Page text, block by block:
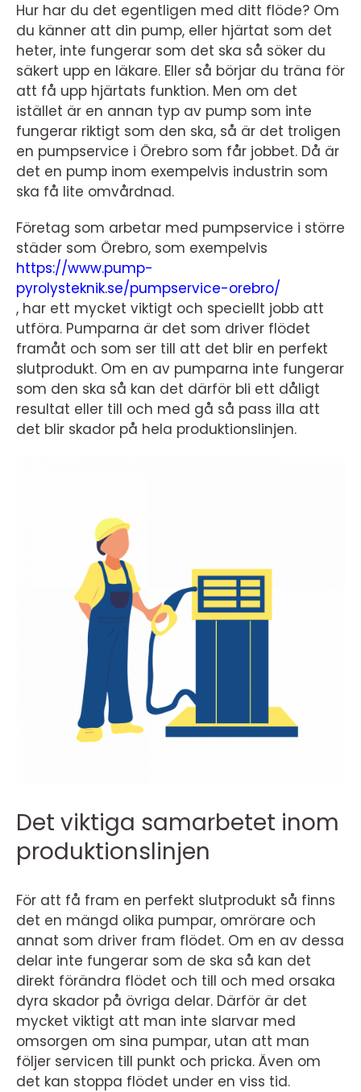
Hur har du det egentligen med ditt flöde? Om
du känner att din pump, eller hjärtat som det
heter, inte fungerar som det ska så söker du
säkert upp en läkare. Eller så börjar du träna för
att få upp hjärtats funktion. Men om det
istället är en annan typ av pump som inte
fungerar riktigt som den ska, så är det troligen
en pumpservice i Örebro som får jobbet. Då är
det en pump inom exempelvis industrin som
ska få lite omvårdnad.
Företag som arbetar med pumpservice i större
städer som Örebro, som exempelvis
https://www.pump-
pyrolysteknik.se/pumpservice-orebro/
, har ett mycket viktigt och speciellt jobb att
utföra. Pumparna är det som driver flödet
framåt och som ser till att det blir en perfekt
slutprodukt. Om en av pumparna inte fungerar
som den ska så kan det därför bli ett dåligt
resultat eller till och med gå så pass illa att
det blir skador på hela produktionslinjen.
Det viktiga samarbetet inom
produktionslinjen
För att få fram en perfekt slutprodukt så finns
det en mängd olika pumpar, omrörare och
annat som driver fram flödet. Om en av dessa
delar inte fungerar som de ska så kan det
direkt förändra flödet och till och med orsaka
dyra skador på övriga delar. Därför är det
mycket viktigt att man inte slarvar med
omsorgen om sina pumpar, utan att man
följer servicen till punkt och pricka. Även om
det kan stoppa flödet under en viss tid.